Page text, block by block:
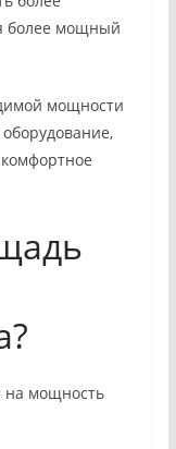
более мощный
мощности